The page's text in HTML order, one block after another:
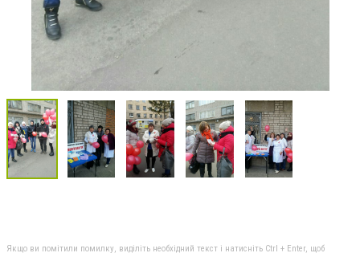
Якщо ви помітили помилку, виділіть необхідний текст і натисніть Ctrl + Enter, щоб